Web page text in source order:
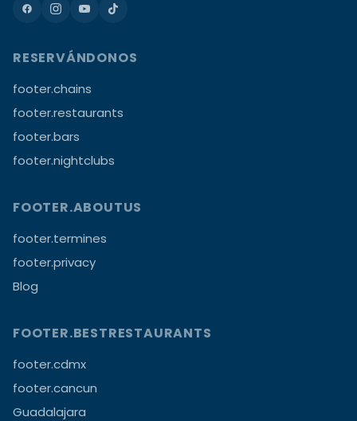
RESERVÁNDONOS
footer.chains
footer.restaurants
footer.bars
footer.nightclubs
FOOTER.ABOUTUS
footer.termines
footer.privacy
Blog
FOOTER.BESTRESTAURANTS
footer.cdmx
footer.cancun
Guadalajara